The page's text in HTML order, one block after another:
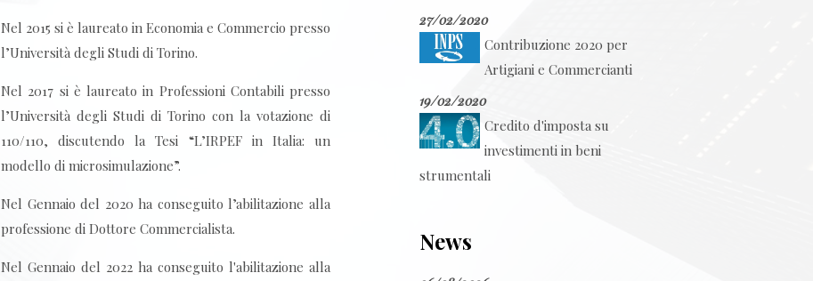
Nel 2015 si è laureato in Economia e Commercio presso
l’Università degli Studi di Torino.
Nel 2017 si è laureato in Professioni Contabili presso
l’Università degli Studi di Torino con la votazione di
110/110, discutendo la Tesi “L’IRPEF in Italia: un
modello di microsimulazione”.
Nel Gennaio del 2020 ha conseguito l’abilitazione alla
professione di Dottore Commercialista.
Nel Gennaio del 2022 ha conseguito l'abilitazione alla
27/02/2020
Contribuzione 2020 per
Artigiani e Commercianti
19/02/2020
Credito d'imposta su
investimenti in beni
strumentali
News